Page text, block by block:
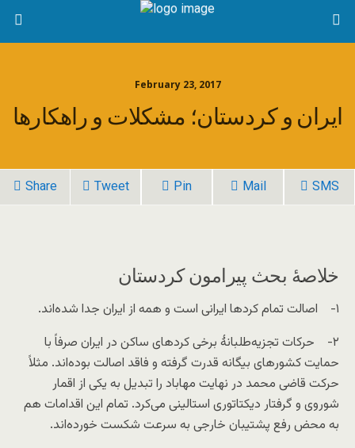
February 23, 2017
ایران و کردستان؛ مشکلات و راهکارها
Share Tweet Pin Mail SMS
خلاصۀ بحث پیرامون کردستان
۱- اصالت تمام کردها ایرانی است و همه از ایران جدا شده‌اند.
۲- حرکات تجزیه‌طلبانۀ برخی کردهای ساکن در ایران صرفاً با
حمایت کشورهای بیگانه قدرت گرفته و فاقد اصالت بوده‌اند. مثلاً
حرکت قاضی محمد در نهایت مهاباد را تبدیل به یکی از اقمار
شوروی و گرفتار دیکتاتوری استالینی می‌کرد. تمام این اقدامات هم
به محض رفع پشتیبان خارجی به سرعت شکست خورده‌اند.